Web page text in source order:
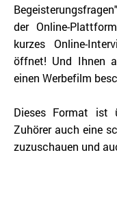
der Online-
kurzes Online-
öffnet! Und Ihnen
einen Werbefilm
Dieses Format ist
Zuhörer auch eine
zuzuschauen und